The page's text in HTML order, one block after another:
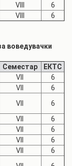
VIII
6
VIII 6
воведувачки
Семестар
ЕКТС
VII
6
VII
6
VII
6
VII
6
VII
6
VII
6
VII
6